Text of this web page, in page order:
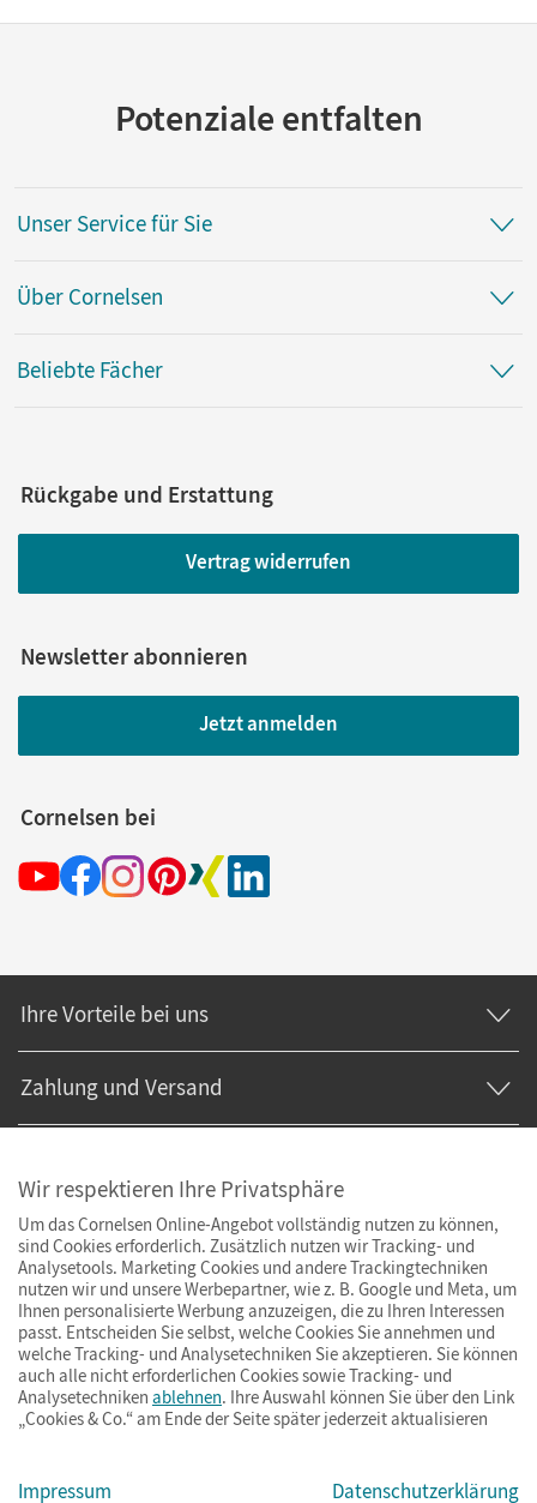
Potenziale entfalten
Unser Service für Sie
Über Cornelsen
Beliebte Fächer
Rückgabe und Erstattung
Vertrag widerrufen
Newsletter abonnieren
Jetzt anmelden
Cornelsen bei
Ihre Vorteile bei uns
Zahlung und Versand
© Cornelsen Verlag 2026
ImpressumAGBDatenschutzBarrierefreiheitCookies & Co.
Wir respektieren Ihre Privatsphäre
Um das Cornelsen Online-Angebot vollständig nutzen zu können,
sind Cookies erforderlich. Zusätzlich nutzen wir Tracking- und
Analysetools. Marketing Cookies und andere Trackingtechniken
nutzen wir und unsere Werbepartner, wie z. B. Google und Meta, um
Ihnen personalisierte Werbung anzuzeigen, die zu Ihren Interessen
passt. Entscheiden Sie selbst, welche Cookies Sie annehmen und
welche Tracking- und Analysetechniken Sie akzeptieren. Sie können
auch alle nicht erforderlichen Cookies sowie Tracking- und
Analysetechniken ablehnen. Ihre Auswahl können Sie über den Link
„Cookies & Co.“ am Ende der Seite später jederzeit aktualisieren
Impressum Datenschutzerklärung